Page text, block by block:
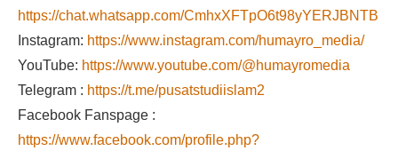
https://chat.whatsapp.com/CmhxXFTpO6t98yYERJBNTB
Instagram: https://www.instagram.com/humayro_media/
YouTube: https://www.youtube.com/@humayromedia
Telegram : https://t.me/pusatstudiislam2
Facebook Fanspage :
https://www.facebook.com/profile.php?